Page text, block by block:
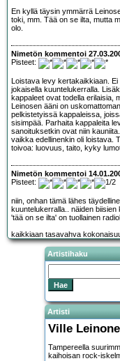
En kyllä täysin ymmärrä
toki, mm. Tää on se ilta, mutta
olo.
Nimetön kommentoi
Pisteet:
Loistava levy kertakaikkiaan. Ei
jokaisella kuuntelukerralla.
kappaleet ovat todella erilaisia,
Leinosen ääni on
pelkistetyissä kappaleissa,
sisimpää. Parhaita kappaleita
sanoituksetkin ovat niin
vaikka edellinenkin oli loistava.
toivoa: luovuus, taito, kyky
Nimetön kommentoi
Pisteet:
niin, onhan tämä lähes
kuuntelukerralla.. näiden
'tää on se ilta' on tuollainen
kaikkiaan tasavahva
Artistihaku
Artisti
Ville
Tampereella
kaihoisan rock-